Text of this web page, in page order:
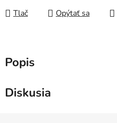
Tlač Opýtať sa
Popis
Diskusia